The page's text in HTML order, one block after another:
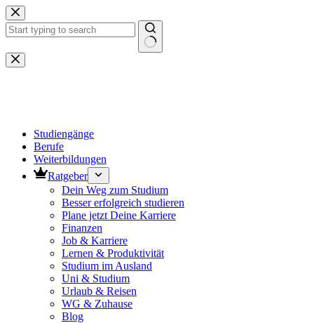
Zum
Inhalt
springen
Keine
Ergebnisse
Studiengänge
Berufe
Weiterbildungen
Ratgeber
Dein Weg zum Studium
Besser erfolgreich studieren
Plane jetzt Deine Karriere
Finanzen
Job & Karriere
Lernen & Produktivität
Studium im Ausland
Uni & Studium
Urlaub & Reisen
WG & Zuhause
Blog